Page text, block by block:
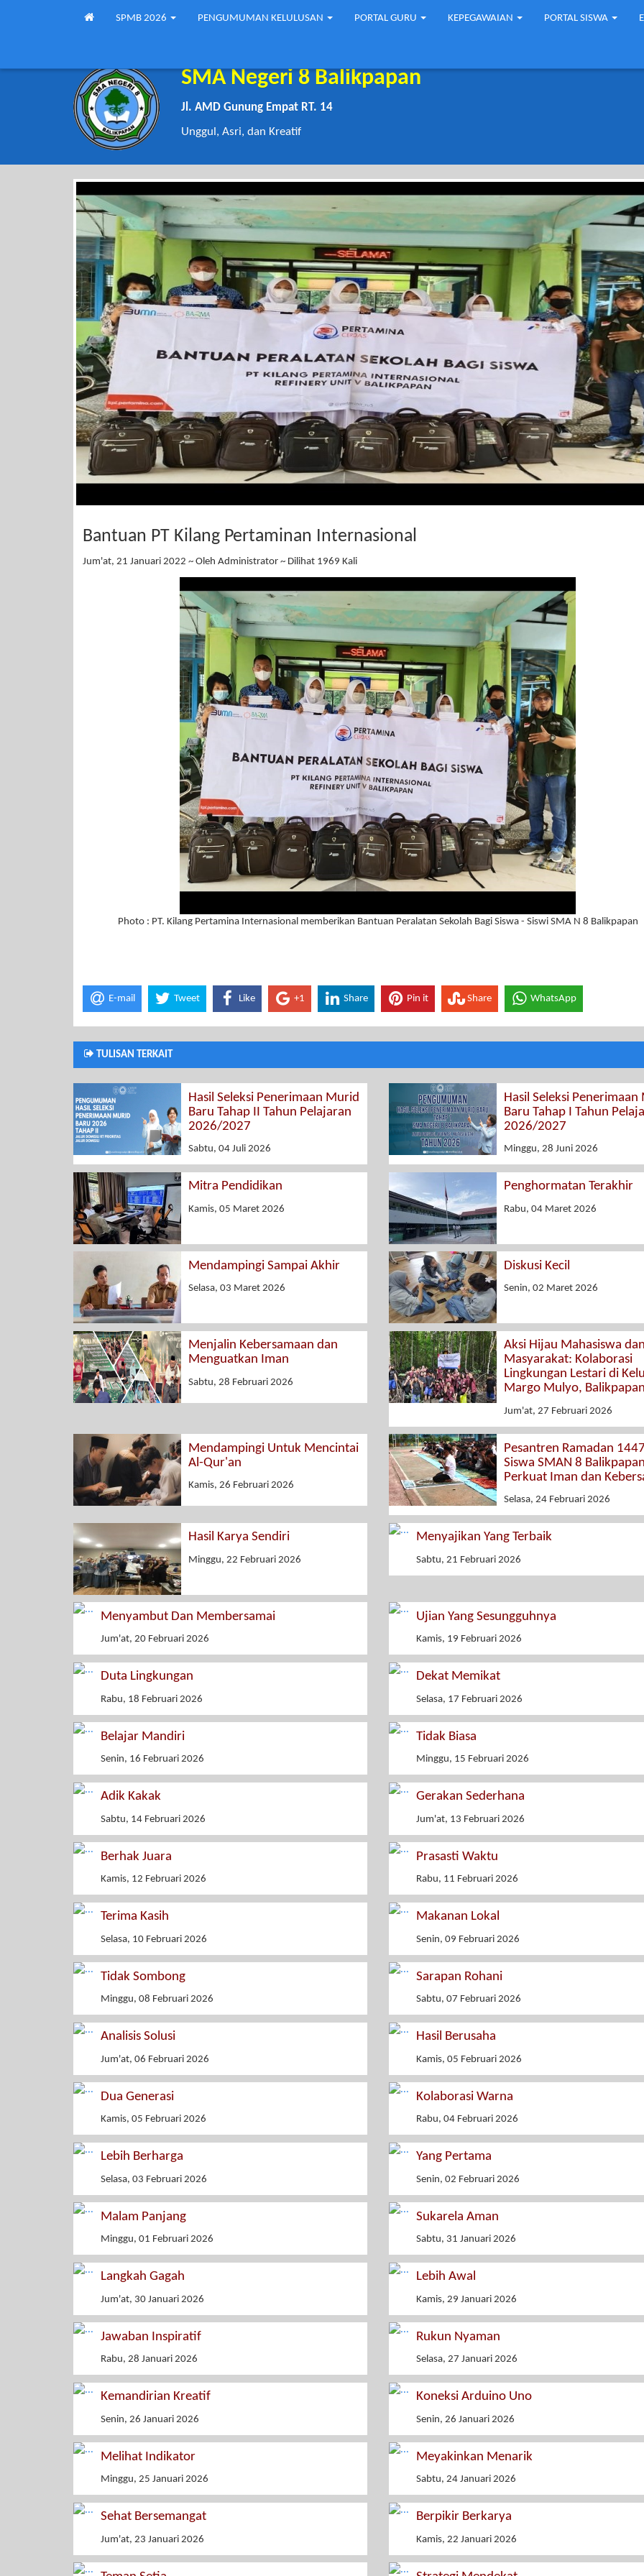
SPMB 2026 PENGUMUMAN KELULUSAN PORTAL GURU KEPEGAWAIAN PORTAL SISWA
SMA Negeri 8 Balikpapan
Jl. AMD Gunung Empat RT. 14
Unggul, Asri, dan Kreatif
Bantuan PT Kilang Pertaminan Internasional
Jum'at, 21 Januari 2022 ~ Oleh Administrator ~ Dilihat 1969 Kali
Photo : PT. Kilang Pertamina Internasional memberikan Bantuan Peralatan Sekolah Bagi Siswa - Siswi SMA N 8 Balikpapan
E-mail Tweet Like +1 Share Pin it Share WhatsApp
TULISAN TERKAIT
Hasil Seleksi Penerimaan Murid
Baru Tahap II Tahun Pelajaran
2026/2027
Sabtu, 04 Juli 2026
Hasil Seleksi Penerimaan
Baru Tahap I Tahun
2026/2027
Minggu, 28 Juni 2026
Mitra Pendidikan
Kamis, 05 Maret 2026
Penghormatan Terakhir
Rabu, 04 Maret 2026
Mendampingi Sampai Akhir
Selasa, 03 Maret 2026
Diskusi Kecil
Senin, 02 Maret 2026
Menjalin Kebersamaan dan
Menguatkan Iman
Sabtu, 28 Februari 2026
Aksi Hijau Mahasiswa dan
Masyarakat: Kolaborasi
Lingkungan Lestari di
Margo Mulyo, Balikpapan
Jum'at, 27 Februari 2026
Mendampingi Untuk Mencintai
Al-Qur'an
Kamis, 26 Februari 2026
Pesantren Ramadan
Siswa SMAN 8 Balikpapan
Perkuat Iman dan
Selasa, 24 Februari 2026
Hasil Karya Sendiri
Minggu, 22 Februari 2026
Menyajikan Yang Terbaik
Sabtu, 21 Februari 2026
Menyambut Dan Membersamai
Jum'at, 20 Februari 2026
Ujian Yang Sesungguhnya
Kamis, 19 Februari 2026
Duta Lingkungan
Rabu, 18 Februari 2026
Dekat Memikat
Selasa, 17 Februari 2026
Belajar Mandiri
Senin, 16 Februari 2026
Tidak Biasa
Minggu, 15 Februari 2026
Adik Kakak
Sabtu, 14 Februari 2026
Gerakan Sederhana
Jum'at, 13 Februari 2026
Berhak Juara
Kamis, 12 Februari 2026
Prasasti Waktu
Rabu, 11 Februari 2026
Terima Kasih
Selasa, 10 Februari 2026
Makanan Lokal
Senin, 09 Februari 2026
Tidak Sombong
Minggu, 08 Februari 2026
Sarapan Rohani
Sabtu, 07 Februari 2026
Analisis Solusi
Jum'at, 06 Februari 2026
Hasil Berusaha
Kamis, 05 Februari 2026
Dua Generasi
Kamis, 05 Februari 2026
Kolaborasi Warna
Rabu, 04 Februari 2026
Lebih Berharga
Selasa, 03 Februari 2026
Yang Pertama
Senin, 02 Februari 2026
Malam Panjang
Minggu, 01 Februari 2026
Sukarela Aman
Sabtu, 31 Januari 2026
Langkah Gagah
Jum'at, 30 Januari 2026
Lebih Awal
Kamis, 29 Januari 2026
Jawaban Inspiratif
Rabu, 28 Januari 2026
Rukun Nyaman
Selasa, 27 Januari 2026
Kemandirian Kreatif
Senin, 26 Januari 2026
Koneksi Arduino Uno
Senin, 26 Januari 2026
Melihat Indikator
Minggu, 25 Januari 2026
Meyakinkan Menarik
Sabtu, 24 Januari 2026
Sehat Bersemangat
Jum'at, 23 Januari 2026
Berpikir Berkarya
Kamis, 22 Januari 2026